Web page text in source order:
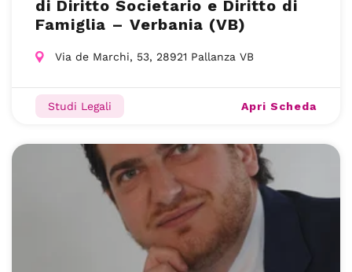
di Diritto Societario e Diritto di
Famiglia – Verbania (VB)
Via de Marchi, 53, 28921 Pallanza VB
Studi Legali Apri Scheda